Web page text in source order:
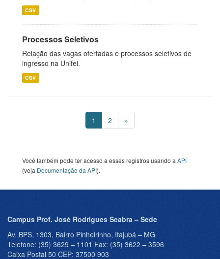
CSV
Processos Seletivos
Relação das vagas ofertadas e processos seletivos de
ingresso na Unifei.
CSV
1 2 »
Você também pode ter acesso a esses registros usando a API
(veja Documentação da API).
Campus Prof. José Rodrigues Seabra – Sede
Av. BPS, 1303, Bairro Pinheirinho, Itajubá – MG
Telefone: (35) 3629 – 1101 Fax: (35) 3622 – 3596
Caixa Postal 50 CEP: 37500 903